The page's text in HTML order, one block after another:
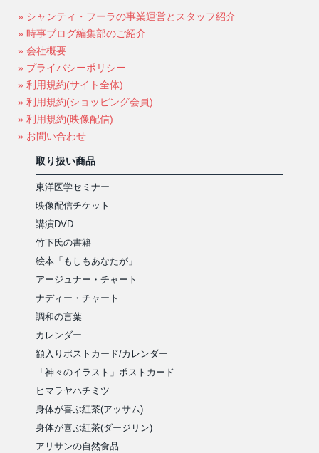
» シャンティ・フーラの事業運営とスタッフ紹介
» 時事ブログ編集部のご紹介
» 会社概要
» プライバシーポリシー
» 利用規約(サイト全体)
» 利用規約(ショッピング会員)
» 利用規約(映像配信)
» お問い合わせ
取り扱い商品
東洋医学セミナー
映像配信チケット
講演DVD
竹下氏の書籍
絵本「もしもあなたが」
アージュナー・チャート
ナディー・チャート
調和の言葉
カレンダー
額入りポストカード/カレンダー
「神々のイラスト」ポストカード
ヒマラヤハチミツ
身体が喜ぶ紅茶(アッサム)
身体が喜ぶ紅茶(ダージリン)
アリサンの自然食品